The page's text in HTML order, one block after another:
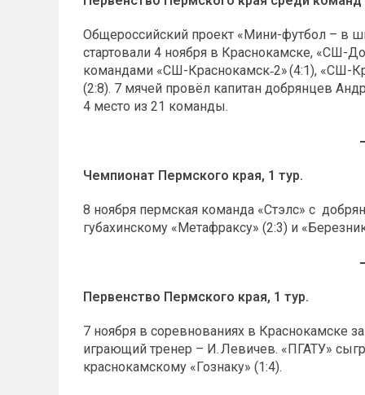
Общероссийский проект «Мини-футбол – в
стартовали 4 ноября в Краснокамске, «СШ-
командами «СШ-Краснокамск‑2» (4:1), «СШ-
(2:8). 7 мячей провёл капитан добрянцев
4 место из 21 команды.
Чемпионат Пермского края, 1 тур.
8 ноября пермская команда «Стэлс» с
губахинскому «Метафраксу» (2:3) и
Первенство Пермского края, 1 тур.
7 ноября в соревнованиях в Краснокамске
играющий тренер – И. Левичев. «ПГАТУ»
краснокамскому «Гознаку» (1:4).